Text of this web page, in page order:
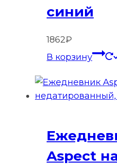
синий
1862₽
В корзину
Aspect